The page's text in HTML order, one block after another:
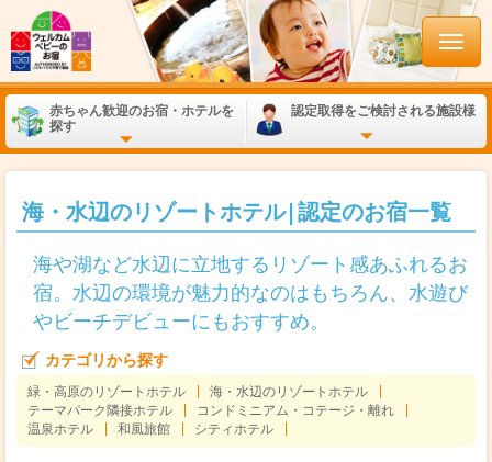
赤ちゃん歓迎のお宿・ホテルを
探す
認定取得をご検討される施設様
海・水辺のリゾートホテル|認定のお宿一覧
海や湖など水辺に立地するリゾート感あふれるお
宿。水辺の環境が魅力的なのはもちろん、水遊び
やビーチデビューにもおすすめ。
カテゴリから探す
緑・高原のリゾートホテル
海・水辺のリゾートホテル
テーマパーク隣接ホテル
コンドミニアム・コテージ・離れ
温泉ホテル
和風旅館 シティホテル